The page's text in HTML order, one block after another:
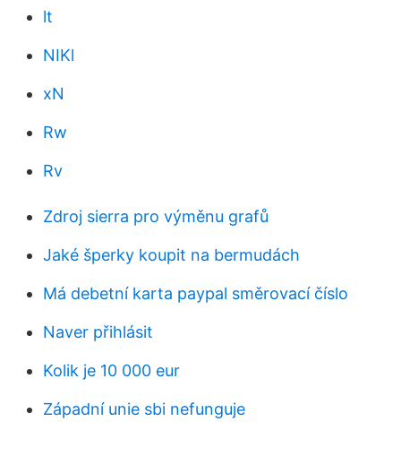
lt
NIKl
xN
Rw
Rv
Zdroj sierra pro výměnu grafů
Jaké šperky koupit na bermudách
Má debetní karta paypal směrovací číslo
Naver přihlásit
Kolik je 10 000 eur
Západní unie sbi nefunguje